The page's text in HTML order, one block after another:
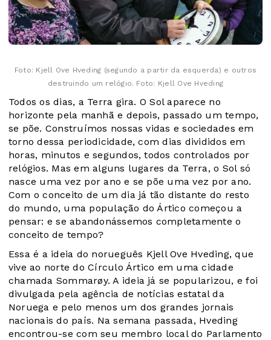
Foto: Kjell Ove Hveding (segundo a partir da esquerda) e outros
destruindo um relógio. Foto: Kjell Ove Hveding
Todos os dias, a Terra gira. O Sol aparece no
horizonte pela manhã e depois, passado um tempo,
se põe. Construímos nossas vidas e sociedades em
torno dessa periodicidade, com dias divididos em
horas, minutos e segundos, todos controlados por
relógios. Mas em alguns lugares da Terra, o Sol só
nasce uma vez por ano e se põe uma vez por ano.
Com o conceito de um dia já tão distante do resto
do mundo, uma população do Ártico começou a
pensar: e se abandonássemos completamente o
conceito de tempo?
Essa é a ideia do norueguês Kjell Ove Hveding, que
vive ao norte do Círculo Ártico em uma cidade
chamada Sommarøy. A ideia já se popularizou, e foi
divulgada pela agência de notícias estatal da
Noruega e pelo menos um dos grandes jornais
nacionais do país. Na semana passada, Hveding
encontrou-se com seu membro local do Parlamento